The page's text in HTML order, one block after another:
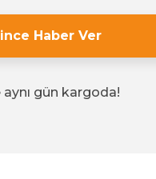
Haber Ver
gün kargoda!